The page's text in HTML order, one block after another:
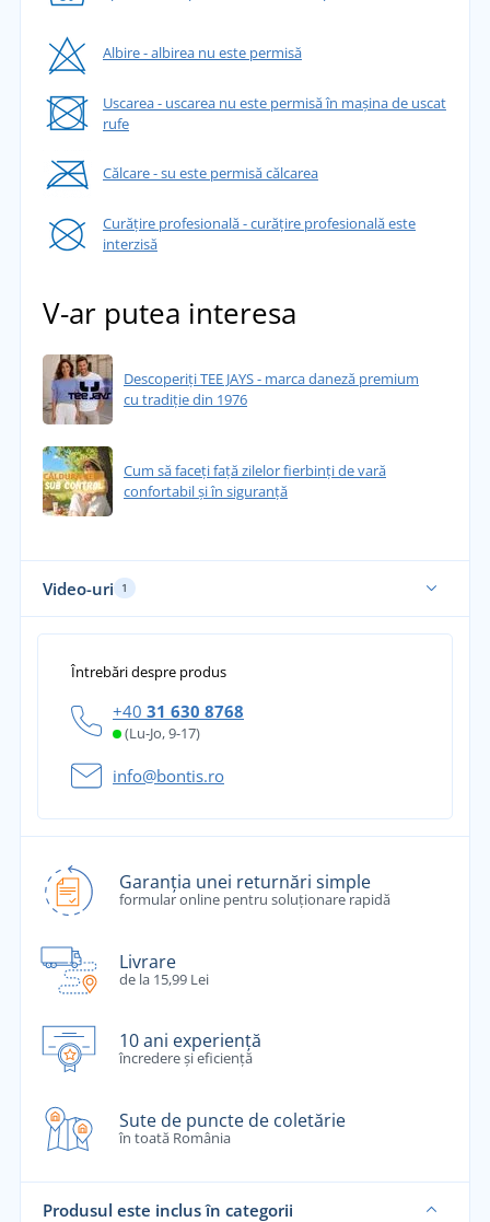
Albire - albirea nu este permisă
Uscarea - uscarea nu este permisă în mașina de uscat
rufe
Călcare - su este permisă călcarea
Curățire profesională - curățire profesională este
interzisă
V-ar putea interesa
Descoperiți TEE JAYS - marca daneză premium
cu tradiție din 1976
Cum să faceți față zilelor fierbinți de vară
confortabil și în siguranță
Video-uri 1
Întrebări despre produs
+40 31 630 8768
(Lu-Jo, 9-17)
info@bontis.ro
Garanția unei returnări simple
formular online pentru soluționare rapidă
Livrare
de la 15,99 Lei
10 ani experiență
încredere și eficiență
Sute de puncte de coletărie
în toată România
Produsul este inclus în categorii